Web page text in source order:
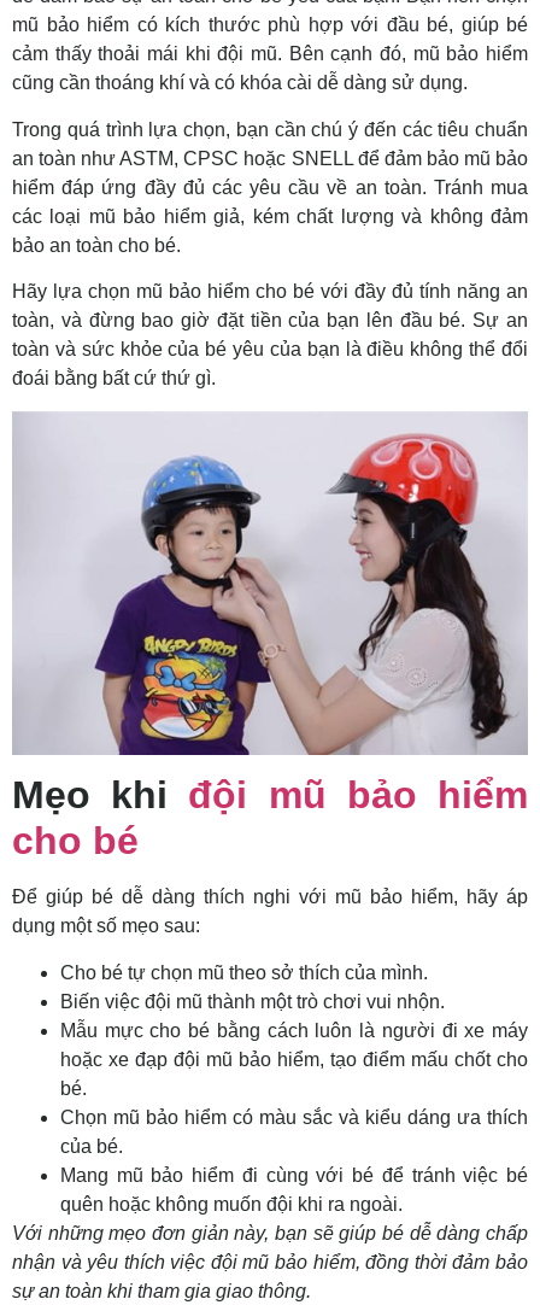
mũ bảo hiểm có kích thước phù hợp với đầu bé, giúp bé
cảm thấy thoải mái khi đội mũ. Bên cạnh đó, mũ bảo hiểm
cũng cần thoáng khí và có khóa cài dễ dàng sử dụng.
Trong quá trình lựa chọn, bạn cần chú ý đến các tiêu chuẩn
an toàn như ASTM, CPSC hoặc SNELL để đảm bảo mũ bảo
hiểm đáp ứng đầy đủ các yêu cầu về an toàn. Tránh mua
các loại mũ bảo hiểm giả, kém chất lượng và không đảm
bảo an toàn cho bé.
Hãy lựa chọn mũ bảo hiểm cho bé với đầy đủ tính năng an
toàn, và đừng bao giờ đặt tiền của bạn lên đầu bé. Sự an
toàn và sức khỏe của bé yêu của bạn là điều không thể đổi
đoái bằng bất cứ thứ gì.
Mẹo khi đội mũ bảo hiểm
cho bé
Để giúp bé dễ dàng thích nghi với mũ bảo hiểm, hãy áp
dụng một số mẹo sau:
Cho bé tự chọn mũ theo sở thích của mình.
Biến việc đội mũ thành một trò chơi vui nhộn.
Mẫu mực cho bé bằng cách luôn là người đi xe máy
hoặc xe đạp đội mũ bảo hiểm, tạo điểm mấu chốt cho
bé.
Chọn mũ bảo hiểm có màu sắc và kiểu dáng ưa thích
của bé.
Mang mũ bảo hiểm đi cùng với bé để tránh việc bé
quên hoặc không muốn đội khi ra ngoài.
Với những mẹo đơn giản này, bạn sẽ giúp bé dễ dàng chấp
nhận và yêu thích việc đội mũ bảo hiểm, đồng thời đảm bảo
sự an toàn khi tham gia giao thông.